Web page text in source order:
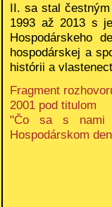
II. sa stal
1993 až 2013 s
Hospodárskeho
hospodárskej a
histórii a
Fragment
2001 pod titulom
"Čo sa s nami
Hospodárskom